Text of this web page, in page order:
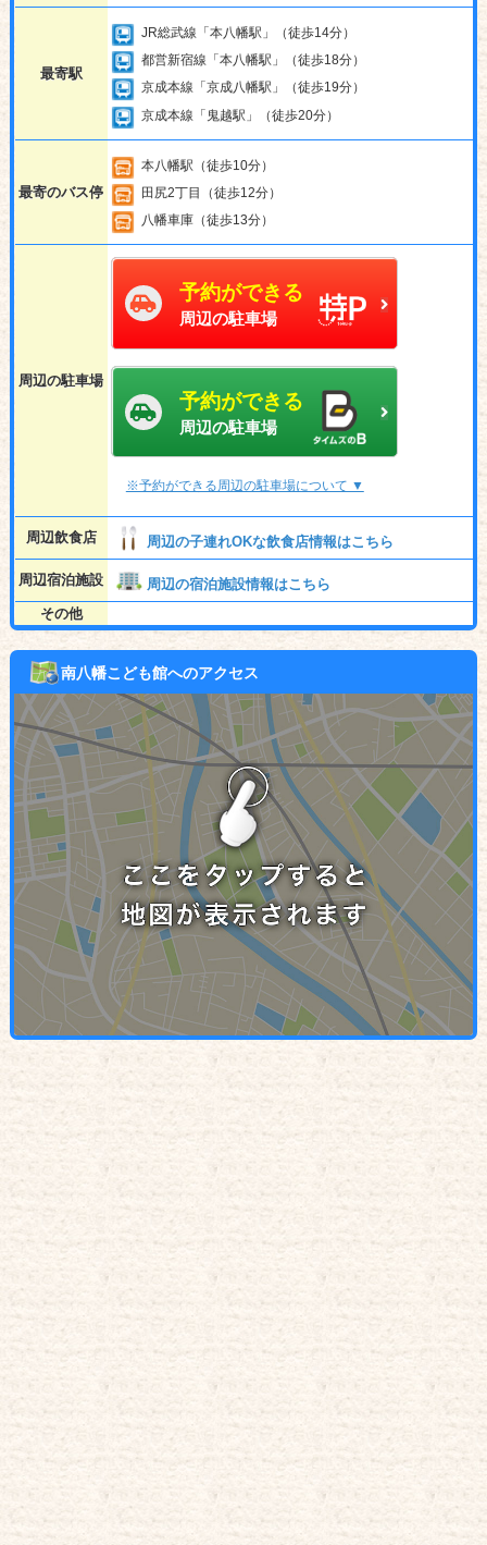
最寄駅
JR総武線「本八幡駅」（徒歩14分）
都営新宿線「本八幡駅」（徒歩18分）
京成本線「京成八幡駅」（徒歩19分）
京成本線「鬼越駅」（徒歩20分）
最寄のバス停
本八幡駅（徒歩10分）
田尻2丁目（徒歩12分）
八幡車庫（徒歩13分）
周辺の駐車場
予約ができる
周辺の駐車場
予約ができる
周辺の駐車場
※予約ができる周辺の駐車場について ▼
周辺飲食店 周辺の子連れOKな飲食店情報はこちら
周辺宿泊施設
周辺の宿泊施設情報はこちら
その他
南八幡こども館へのアクセス